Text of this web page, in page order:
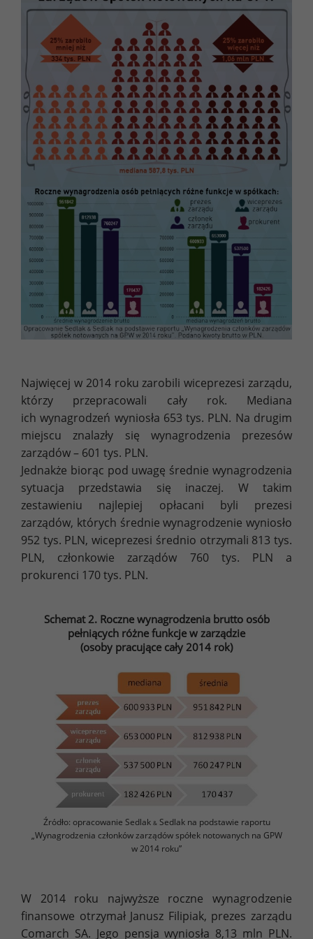
Najwięcej w 2014 roku zarobili wiceprezesi zarządu,
którzy przepracowali cały rok. Mediana
ich wynagrodzeń wyniosła 653 tys. PLN. Na drugim
miejscu znalazły się wynagrodzenia prezesów
zarządów – 601 tys. PLN.
Jednakże biorąc pod uwagę średnie wynagrodzenia
sytuacja przedstawia się inaczej. W takim
zestawieniu najlepiej opłacani byli prezesi
zarządów, których średnie wynagrodzenie wyniosło
952 tys. PLN, wiceprezesi średnio otrzymali 813 tys.
PLN, członkowie zarządów 760 tys. PLN a
prokurenci 170 tys. PLN.
Schemat 2. Roczne wynagrodzenia brutto osób
pełniących różne funkcje w zarządzie
(osoby pracujące cały 2014 rok)
Źródło: opracowanie Sedlak &Sedlak na podstawie raportu
„Wynagrodzenia członków zarządów spółek notowanych na GPW
w 2014 roku”
W 2014 roku najwyższe roczne wynagrodzenie
finansowe otrzymał Janusz Filipiak, prezes zarządu
Comarch SA. Jego pensja wyniosła 8,13 mln PLN.